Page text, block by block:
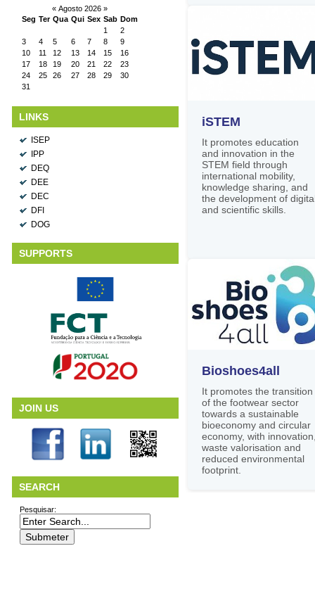
« Agosto 2026 »
Seg Ter Qua Qui Sex Sab Dom
1
2
3
4 5 6 7 8
9
10
11 12 13 14 15
16
17
18 19 20 21 22
23
24
25 26 27 28 29
30
31
LINKS
ISEP
IPP
DEQ
DEE
DEC
DFI
DOG
SUPPORTS
JOIN US
SEARCH
Pesquisar:
iSTEM
It promotes education
and innovation in the
STEM field through
international mobility,
knowledge sharing, and
the development of
and scientific skills.
Bioshoes4all
It promotes the transition
of the footwear sector
towards a sustainable
bioeconomy and circular
economy, with
waste valorisation and
reduced environmental
footprint.